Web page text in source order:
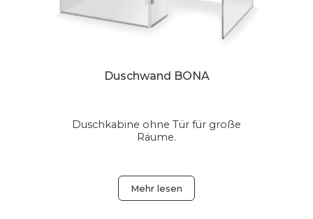
Duschwand BONA
Duschkabine ohne Tür für große
Räume.
Mehr lesen